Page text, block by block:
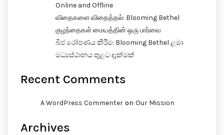
Online and Offline
விதைகளை விதைத்தல்: Blooming Bethel
குழந்தைகள் மையத்தின் ஒரு பார்வை
බීජ රෝපණය කිරීම: Blooming Bethel ළමා
මධ්‍යස්ථානය තුළට දැක්මක්
Recent Comments
A WordPress Commenter on Our Mission
Archives